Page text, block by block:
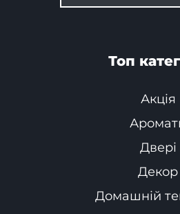
Топ
Акція
Двері
Декор
Домашній